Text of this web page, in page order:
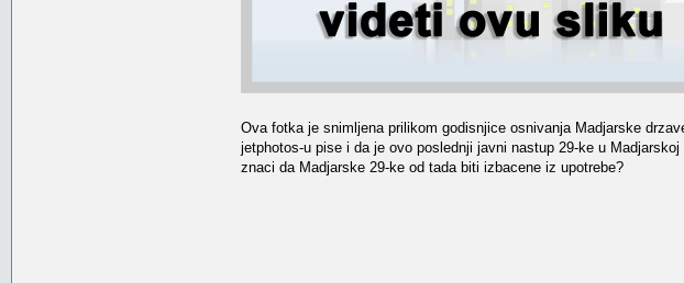
Ova fotka je snimljena prilikom godisnjice osnivanja Madjarske
jetphotos-u pise i da je ovo poslednji javni nastup 29-ke u
znaci da Madjarske 29-ke od tada biti izbacene iz upotrebe?